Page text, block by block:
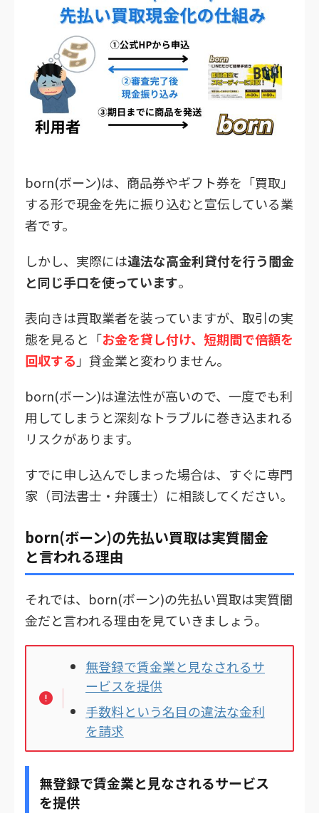
born(ボーン)は、商品券やギフト券を「買取」
する形で現金を先に振り込むと宣伝している業
者です。
しかし、実際には違法な高金利貸付を行う闇金
と同じ手口を使っています。
表向きは買取業者を装っていますが、取引の実
態を見ると「お金を貸し付け、短期間で倍額を
回収する」貸金業と変わりません。
born(ボーン)は違法性が高いので、一度でも利
用してしまうと深刻なトラブルに巻き込まれる
リスクがあります。
すでに申し込んでしまった場合は、すぐに専門
家（司法書士・弁護士）に相談してください。
born(ボーン)の先払い買取は実質闇金
と言われる理由
それでは、born(ボーン)の先払い買取は実質闇
金だと言われる理由を見ていきましょう。
無登録で賃金業と見なされるサ
ービスを提供
手数料という名目の違法な金利
を請求
無登録で賃金業と見なされるサービス
を提供